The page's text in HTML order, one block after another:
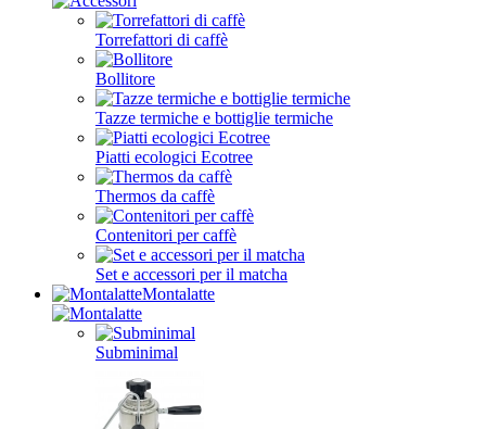
Torrefattori di caffè
Bollitore
Tazze termiche e bottiglie termiche
Piatti ecologici Ecotree
Thermos da caffè
Contenitori per caffè
Set e accessori per il matcha
Montalatte
Subminimal